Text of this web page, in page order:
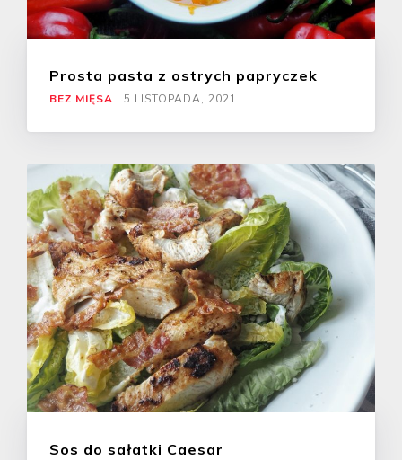
Prosta pasta z ostrych papryczek
BEZ MIĘSA | 5 LISTOPADA, 2021
Sos do sałatki Caesar